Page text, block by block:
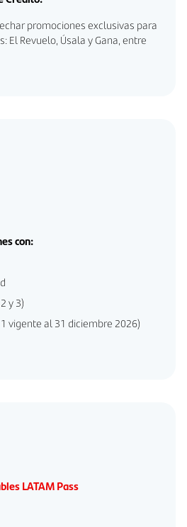
promociones exclusivas para
El Revuelo, Úsala y Gana, entre
con:
y 3)
vigente al 31 diciembre 2026)
LATAM Pass